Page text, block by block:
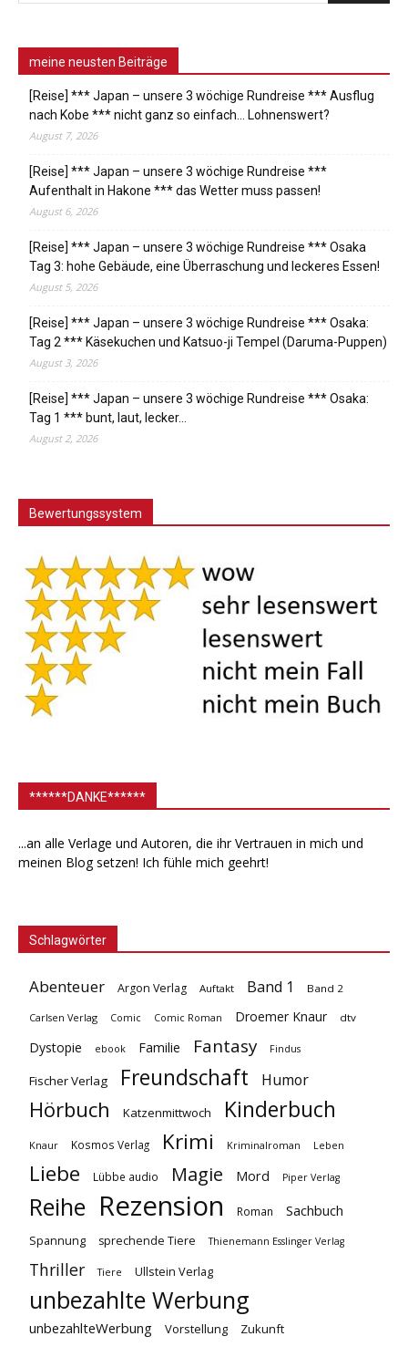
meine neusten Beiträge
[Reise] *** Japan – unsere 3 wöchige Rundreise *** Ausflug
nach Kobe *** nicht ganz so einfach… Lohnenswert?
August 7, 2026
[Reise] *** Japan – unsere 3 wöchige Rundreise ***
Aufenthalt in Hakone *** das Wetter muss passen!
August 6, 2026
[Reise] *** Japan – unsere 3 wöchige Rundreise *** Osaka
Tag 3: hohe Gebäude, eine Überraschung und leckeres Essen!
August 5, 2026
[Reise] *** Japan – unsere 3 wöchige Rundreise *** Osaka:
Tag 2 *** Käsekuchen und Katsuo-ji Tempel (Daruma-Puppen)
August 3, 2026
[Reise] *** Japan – unsere 3 wöchige Rundreise *** Osaka:
Tag 1 *** bunt, laut, lecker…
August 2, 2026
Bewertungssystem
******DANKE******
...an alle Verlage und Autoren, die ihr Vertrauen in mich und
meinen Blog setzen! Ich fühle mich geehrt!
Schlagwörter
Abenteuer Argon Verlag Auftakt Band 1 Band 2
Carlsen Verlag Comic Comic Roman Droemer Knaur dtv
Dystopie ebook Familie Fantasy Findus
Fischer Verlag Freundschaft Humor
Hörbuch Katzenmittwoch Kinderbuch
Knaur Kosmos Verlag Krimi Kriminalroman Leben
Liebe Lübbe audio Magie Mord Piper Verlag
Reihe Rezension Roman Sachbuch
Spannung sprechende Tiere Thienemann Esslinger Verlag
Thriller Tiere Ullstein Verlag
unbezahlte Werbung
unbezahlteWerbung Vorstellung Zukunft